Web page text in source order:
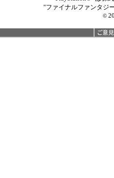
"ファイナルファンタジ
©